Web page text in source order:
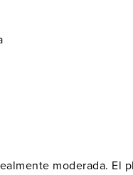
moderada. El